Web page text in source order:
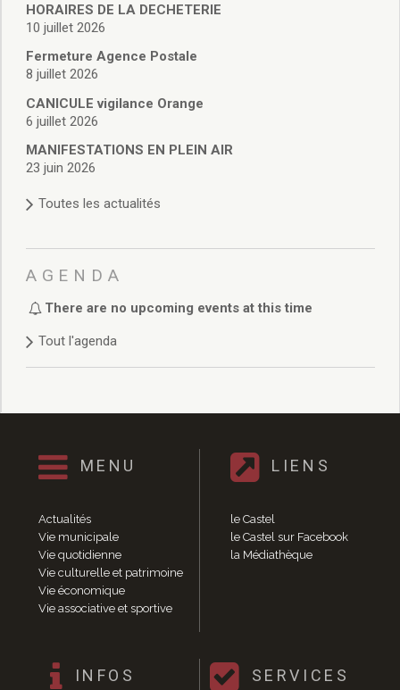
Cadastre
Actes d’état civil
Budget de Fonctionnement
Budget d’Investissement
Conseils municipaux
Règlement du conseil municipal
Délibérations 2025
Délibérations 2022
Délibérations 2021
Délibérations 2020
Délibérations 2019
Délibérations 2018
Délibérations 2014
Délibérations 2013
Délibérations 2011
Délibérations 2010
Délibérations 2009
Délibérations 2008
Agenda réunions publiques
Marchés publics
Vie quotidienne
HORAIRES DE LA DECHETERIE
10 juillet 2026
Fermeture Agence Postale
8 juillet 2026
CANICULE vigilance Orange
6 juillet 2026
MANIFESTATIONS EN PLEIN AIR
23 juin 2026
Toutes les actualités
AGENDA
There are no upcoming events at this time
Tout l'agenda
MENU
Actualités
Vie municipale
Vie quotidienne
Vie culturelle et patrimoine
Vie économique
Vie associative et sportive
LIENS
le Castel
le Castel sur Facebook
la Médiathèque
INFOS SERVICES